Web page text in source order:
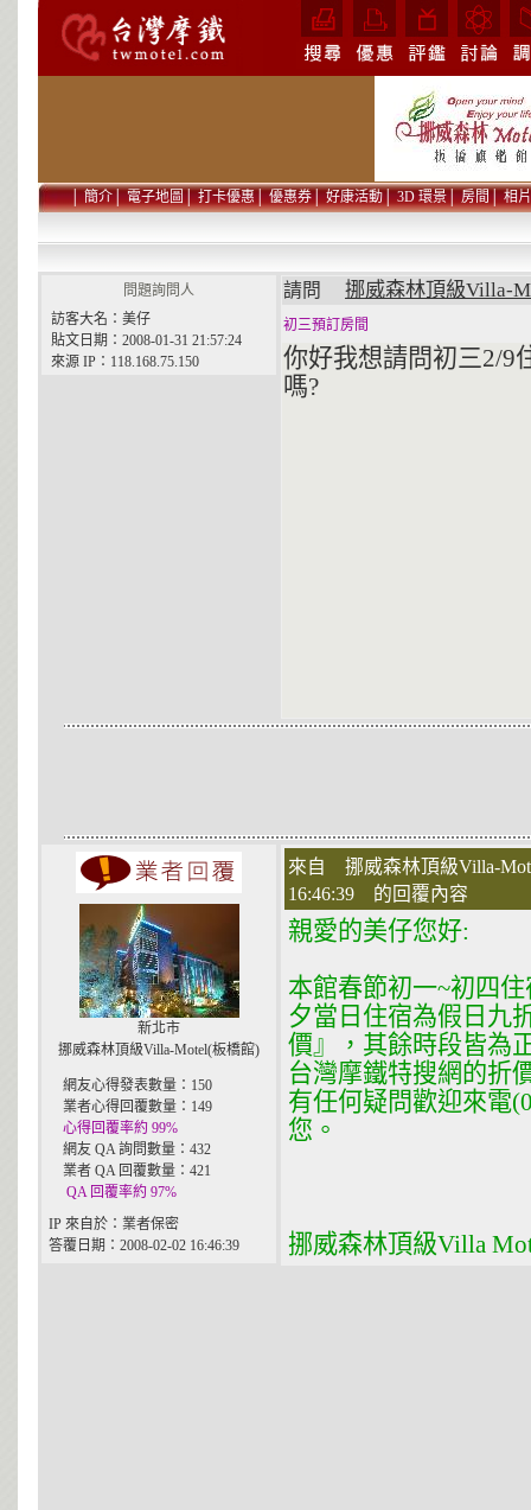
│簡介│電子地圖│打卡優惠│優惠券│好康活動│3D 環景│房間│相片
問題詢問人
訪客大名：美仔
貼文日期：2008-01-31 21:57:24
來源 IP：118.168.75.150
請問 挪威森林頂級Villa-
初三預訂房間
你好我想請問初三2/9
嗎?
新北市
挪威森林頂級Villa-Motel(板橋館)
網友心得發表數量：150
業者心得回覆數量：149
心得回覆率約 99%
網友 QA 詢問數量：432
業者 QA 回覆數量：421
QA 回覆率約 97%
IP 來自於：業者保密
答覆日期：2008-02-02 16:46:39
來自 挪威森林頂級Villa-
16:46:39 的回覆內容
親愛的美仔您好:
本館春節初一~初四
夕當日住宿為假日九
價』，其餘時段皆為
台灣摩鐵特搜網的折
有任何疑問歡迎來電
您。
挪威森林頂級Villa